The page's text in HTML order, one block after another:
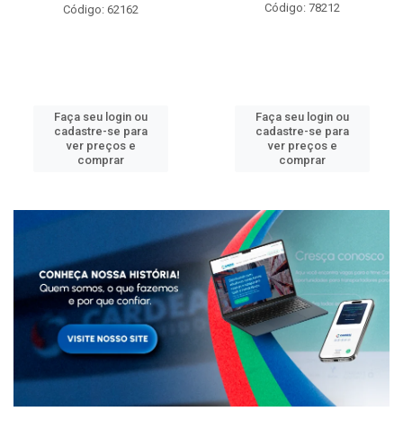
Código: 62162
Faça seu login ou
cadastre-se para
ver preços e
comprar
Código: 78212
Faça seu login ou
cadastre-se para
ver preços e
comprar